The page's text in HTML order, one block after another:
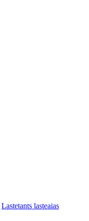
Lastetants lasteaias